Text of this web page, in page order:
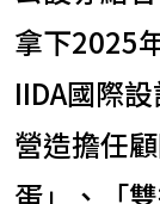
拿下2025
IIDA國際
營造擔任
蛋」、「